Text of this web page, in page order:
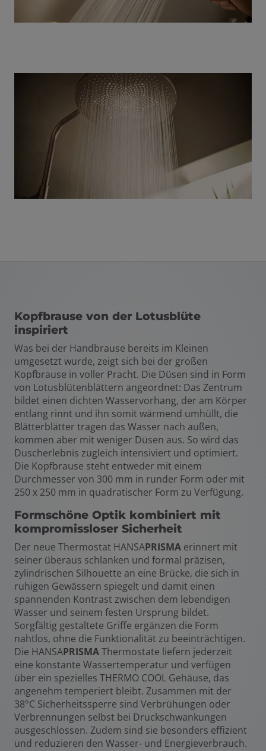
Kopfbrause von der Lotusblüte
inspiriert
Was bei der Handbrause bereits im Kleinen
umgesetzt wurde, zeigt sich bei der großen
Kopfbrause in voller Pracht. Die Düsen sind in Form
von Lotusblütenblättern angeordnet: Das Zentrum
bildet einen dichten Wasservorhang, der am Körper
entlang rinnt und ihn somit wärmend umhüllt, die
Blätterblätter tragen das Wasser nach außen,
kommen aber mit weniger Düsen aus. So wird das
Duscherlebnis zugleich intensiviert und optimiert.
Die Kopfbrause steht entweder mit einem
Durchmesser von 300 mm in runder Form oder mit
250 x 250 mm in quadratischer Form zu Verfügung.
Formschöne Optik kombiniert mit
kompromissloser Sicherheit
Der neue Thermostat HANSAPRISMA erinnert mit
seiner überaus schlanken und formal präzisen,
zylindrischen Silhouette an eine Brücke, die sich in
ruhigen Gewässern spiegelt und damit einen
spannenden Kontrast zwischen dem lebendigen
Wasser und seinem festen Ursprung bildet.
Sorgfältig gestaltete Griffe ergänzen die Form
nahtlos, ohne die Funktionalität zu beeinträchtigen.
Die HANSAPRISMAThermostate liefern jederzeit
eine konstante Wassertemperatur und verfügen
über ein spezielles THERMO COOL Gehäuse, das
angenehm temperiert bleibt. Zusammen mit der
38°C Sicherheitssperre sind Verbrühungen oder
Verbrennungen selbst bei Druckschwankungen
ausgeschlossen. Zudem sind sie besonders effizient
und reduzieren den Wasser- und Energieverbrauch.